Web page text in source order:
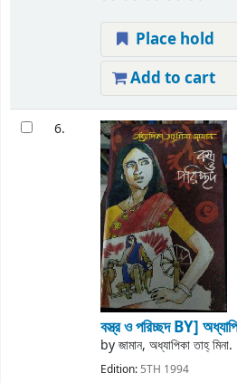
Place hold
Add to cart
6.
বস্ত্র ও পরিচ্ছদBY]
byজামান, অধ্যাপিকা তাহ্ মিনা.
Edition: 5TH 1994